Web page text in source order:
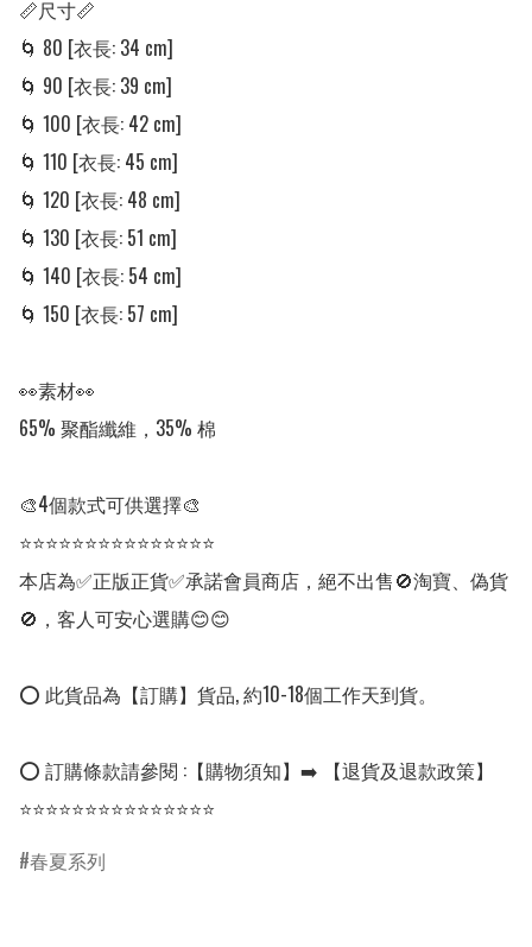
📏尺寸📏
🌀 80 [衣長: 34 cm]
🌀 90 [衣長: 39 cm]
🌀 100 [衣長: 42 cm]
🌀 110 [衣長: 45 cm]
🌀 120 [衣長: 48 cm]
🌀 130 [衣長: 51 cm]
🌀 140 [衣長: 54 cm]
🌀 150 [衣長: 57 cm]
👀素材👀
65% 聚酯纖維，35% 棉
🎨4個款式可供選擇🎨
⭐⭐⭐⭐⭐⭐⭐⭐⭐⭐⭐⭐⭐⭐⭐
本店為✅正版正貨✅承諾會員商店，絕不出售🚫淘寶、偽貨
🚫，客人可安心選購😊😊
⭕ 此貨品為【訂購】貨品, 約10-18個工作天到貨。
⭕ 訂購條款請參閱 :【購物須知】➡️ 【退貨及退款政策】
⭐⭐⭐⭐⭐⭐⭐⭐⭐⭐⭐⭐⭐⭐⭐
春夏系列